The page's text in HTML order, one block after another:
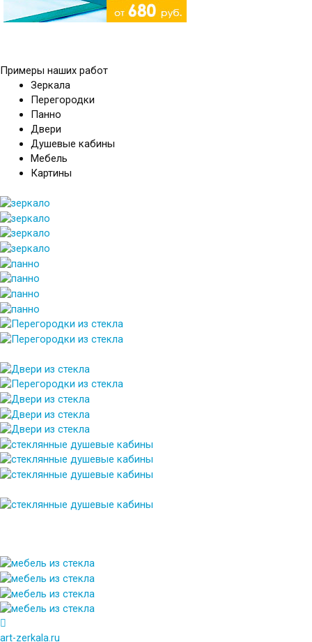
Примеры наших работ
Зеркала
Перегородки
Панно
Двери
Душевые кабины
Мебель
Картины
art-zerkala.ru